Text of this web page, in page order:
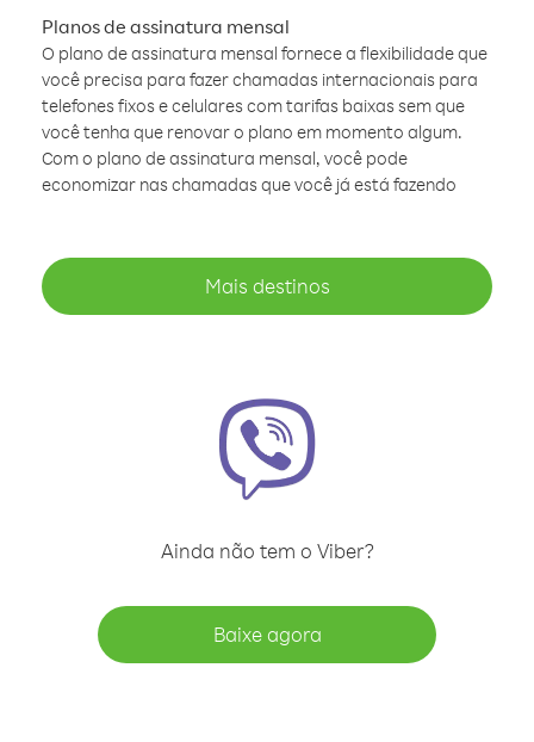
Planos de assinatura mensal
O plano de assinatura mensal fornece a flexibilidade que
você precisa para fazer chamadas internacionais para
telefones fixos e celulares com tarifas baixas sem que
você tenha que renovar o plano em momento algum.
Com o plano de assinatura mensal, você pode
economizar nas chamadas que você já está fazendo
Mais destinos
Ainda não tem o Viber?
Baixe agora